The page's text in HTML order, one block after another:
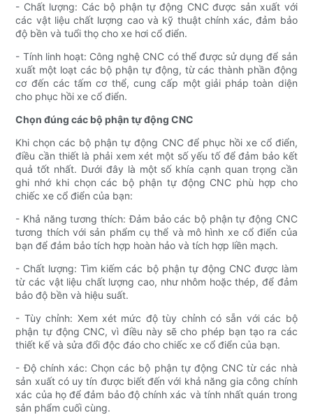
- Chất lượng: Các bộ phận tự động CNC được sản xuất với
các vật liệu chất lượng cao và kỹ thuật chính xác, đảm bảo
độ bền và tuổi thọ cho xe hơi cổ điển.
- Tính linh hoạt: Công nghệ CNC có thể được sử dụng để sản
xuất một loạt các bộ phận tự động, từ các thành phần động
cơ đến các tấm cơ thể, cung cấp một giải pháp toàn diện
cho phục hồi xe cổ điển.
Chọn đúng các bộ phận tự động CNC
Khi chọn các bộ phận tự động CNC để phục hồi xe cổ điển,
điều cần thiết là phải xem xét một số yếu tố để đảm bảo kết
quả tốt nhất. Dưới đây là một số khía cạnh quan trọng cần
ghi nhớ khi chọn các bộ phận tự động CNC phù hợp cho
chiếc xe cổ điển của bạn:
- Khả năng tương thích: Đảm bảo các bộ phận tự động CNC
tương thích với sản phẩm cụ thể và mô hình xe cổ điển của
bạn để đảm bảo tích hợp hoàn hảo và tích hợp liền mạch.
- Chất lượng: Tìm kiếm các bộ phận tự động CNC được làm
từ các vật liệu chất lượng cao, như nhôm hoặc thép, để đảm
bảo độ bền và hiệu suất.
- Tùy chỉnh: Xem xét mức độ tùy chỉnh có sẵn với các bộ
phận tự động CNC, vì điều này sẽ cho phép bạn tạo ra các
thiết kế và sửa đổi độc đáo cho chiếc xe cổ điển của bạn.
- Độ chính xác: Chọn các bộ phận tự động CNC từ các nhà
sản xuất có uy tín được biết đến với khả năng gia công chính
xác của họ để đảm bảo độ chính xác và tính nhất quán trong
sản phẩm cuối cùng.